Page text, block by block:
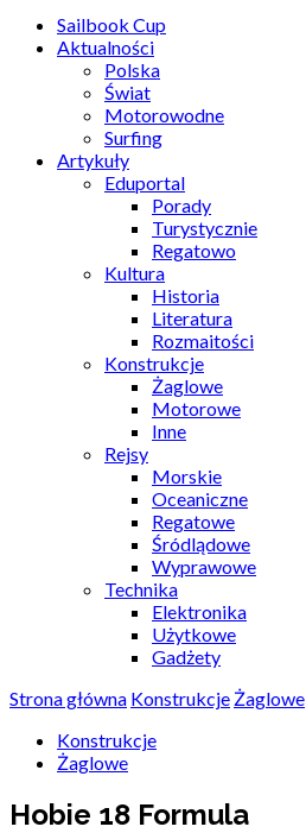
Sailbook Cup
Aktualności
Polska
Świat
Motorowodne
Surfing
Artykuły
Eduportal
Porady
Turystycznie
Regatowo
Kultura
Historia
Literatura
Rozmaitości
Konstrukcje
Żaglowe
Motorowe
Inne
Rejsy
Morskie
Oceaniczne
Regatowe
Śródlądowe
Wyprawowe
Technika
Elektronika
Użytkowe
Gadżety
Strona główna Konstrukcje Żaglowe
Konstrukcje
Żaglowe
Hobie 18 Formula